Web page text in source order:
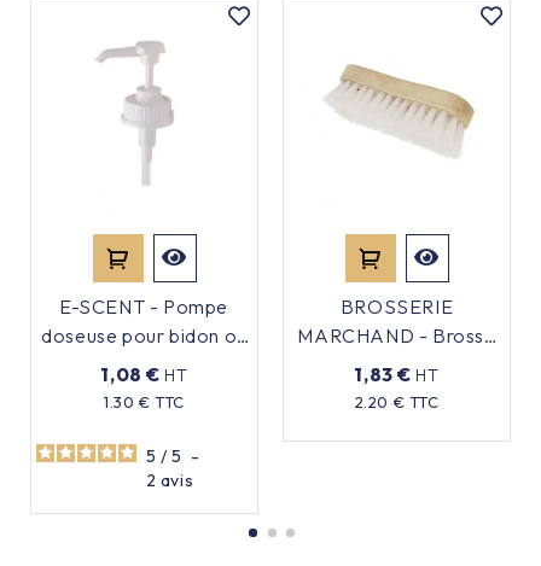
E-SCENT - Pompe
doseuse pour bidon ou
flacon
1,08 € HT
1.30 € TTC
5 / 5 -
2 avis
BROSSERIE
MARCHAND - Brosse
violon à main
1,83 € HT
2.20 € TTC
Prix